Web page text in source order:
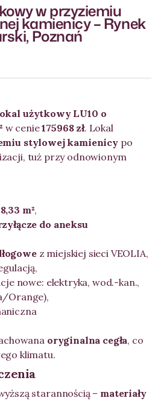
w przyziemiu
kamienicy – Rynek
Poznań
użytkowy LU10 o
w cenie175968 zł. Lokal
stylowej kamienicypo
tuż przy odnowionym
m²,
do aneksu
z miejskiej sieci VEOLIA,
nowe: elektryka, wod.-kan.,
Orange),
oryginalna cegła, co
klimatu.
starannością – materiały